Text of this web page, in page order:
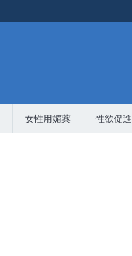
女性用媚薬 性欲促進